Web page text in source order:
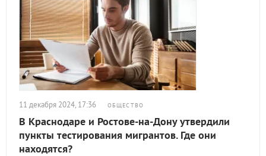
11 декабря 2024, 17:36 ОБЩЕСТВО
В Краснодаре и Ростове-на-Дону утвердили
пункты тестирования мигрантов. Где они
находятся?